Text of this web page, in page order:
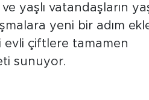
yaşlı vatandaşların
yeni bir adım
evli çiftlere tamamen
sunuyor.